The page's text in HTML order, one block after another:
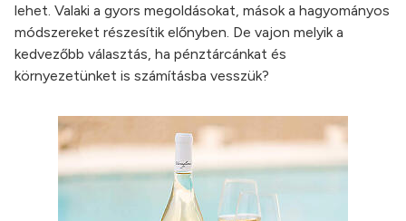
lehet. Valaki a gyors megoldásokat, mások a hagyományos
módszereket részesítik előnyben. De vajon melyik a
kedvezőbb választás, ha pénztárcánkat és
környezetünket is számításba vesszük?